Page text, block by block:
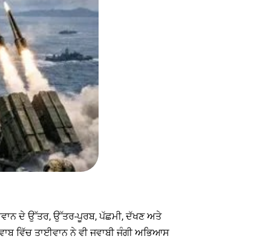
ਦੇ ਉੱਤਰ, ਉੱਤਰ-ਪੂਰਬ, ਪੱਛਮੀ, ਦੱਖਣ ਅਤੇ
ਵਿੱਚ ਤਾਈਵਾਨ ਨੇ ਵੀ ਜਵਾਬੀ ਜੰਗੀ ਅਭਿਆਸ